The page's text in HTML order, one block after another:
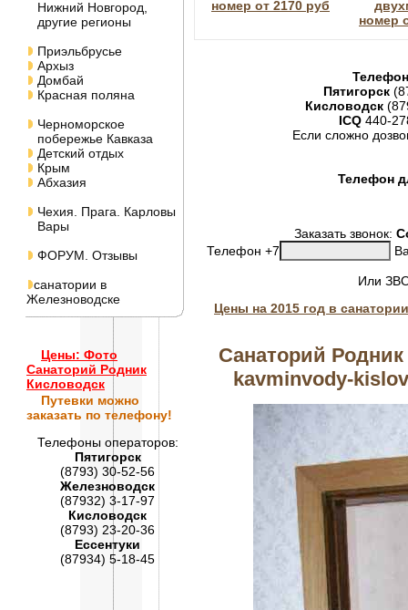
Нижний Новгород,
другие регионы
Приэльбрусье
Архыз
Домбай
Красная поляна
Черноморское
побережье Кавказа
Детский отдых
Крым
Абхазия
Чехия. Прага. Карловы
Вары
ФОРУМ. Отзывы
санатории в
Железноводске
Цены: Фото
Санаторий Родник
Кисловодск
Путевки можно
заказать по телефону!
Телефоны операторов:
Пятигорск
(8793) 30-52-56
Железноводск
(87932) 3-17-97
Кисловодск
(8793) 23-20-36
Ессентуки
(87934) 5-18-45
номер от 2170 руб
номер
Пятигорск
Кисловодск
ICQ440-
Если сложно
Телефон
Заказать звонок:
Телефон +7
Или
Цены на 2015 год в
Санаторий
kavminvody-